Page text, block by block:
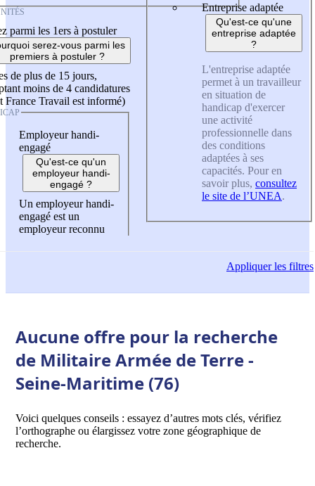
parmi les 1ers à postuler
serez-vous parmi les
premiers à postuler ?
de plus de 15 jours,
moins de 4 candidatures
France Travail est informé)
Employeur handi-
engagé
Qu'est-ce qu'un
employeur handi-
engagé ?
Un employeur handi-
engagé est un
employeur reconnu
Entreprise adaptée
Qu'est-ce qu'une
entreprise adaptée
?
L'entreprise adaptée
permet à un travailleur
en situation de
handicap d'exercer
une activité
professionnelle dans
des conditions
adaptées à ses
capacités. Pour en
savoir plus, consultez
le site de l’UNEA.
Appliquerles filtres
Aucune offre pour la recherche
de Militaire Armée de Terre -
Seine-Maritime (76)
Voici quelques conseils : essayez d’autres mots clés, vérifiez
l’orthographe ou élargissez votre zone géographique de
recherche.